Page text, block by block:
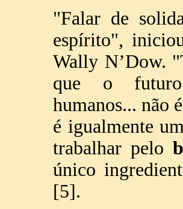
"Falar de
espírito",
Wally N’Dow.
que o futuro
humanos... não
é igualmente
trabalhar pelo
único
[5].